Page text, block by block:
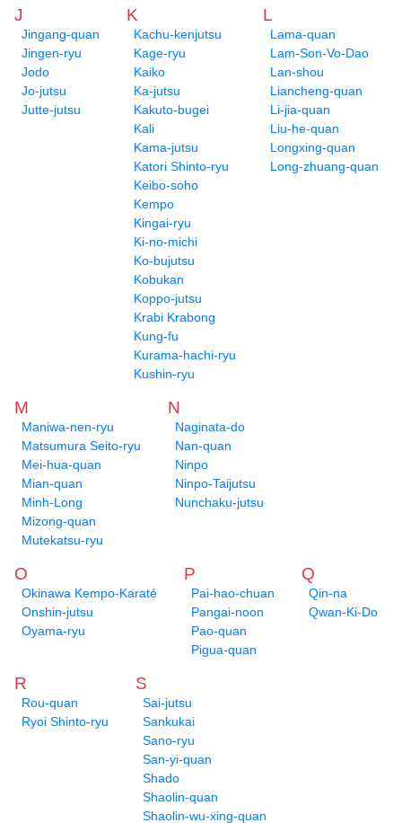
J
Jingang-quan
Jingen-ryu
Jodo
Jo-jutsu
Jutte-jutsu
K
Kachu-kenjutsu
Kage-ryu
Kaiko
Ka-jutsu
Kakuto-bugei
Kali
Kama-jutsu
Katori Shinto-ryu
Keibo-soho
Kempo
Kingai-ryu
Ki-no-michi
Ko-bujutsu
Kobukan
Koppo-jutsu
Krabi Krabong
Kung-fu
Kurama-hachi-ryu
Kushin-ryu
L
Lama-quan
Lam-Son-Vo-Dao
Lan-shou
Liancheng-quan
Li-jia-quan
Liu-he-quan
Longxing-quan
Long-zhuang-quan
M
Maniwa-nen-ryu
Matsumura Seito-ryu
Mei-hua-quan
Mian-quan
Minh-Long
Mizong-quan
Mutekatsu-ryu
N
Naginata-do
Nan-quan
Ninpo
Ninpo-Taijutsu
Nunchaku-jutsu
O
Okinawa Kempo-Karaté
Onshin-jutsu
Oyama-ryu
P
Pai-hao-chuan
Pangai-noon
Pao-quan
Pigua-quan
Q
Qin-na
Qwan-Ki-Do
R
Rou-quan
Ryoi Shinto-ryu
S
Sai-jutsu
Sankukai
Sano-ryu
San-yi-quan
Shado
Shaolin-quan
Shaolin-wu-xing-quan